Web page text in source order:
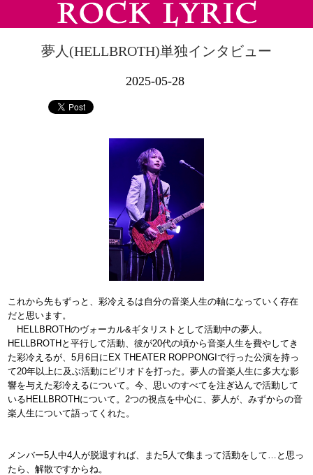
夢人(HELLBROTH)単独インタビュー
2025-05-28
これから先もずっと、彩冷えるは自分の音楽人生の軸になっていく存在
だと思います。
HELLBROTHのヴォーカル&ギタリストとして活動中の夢人。
HELLBROTHと平行して活動、彼が20代の頃から音楽人生を費やしてき
た彩冷えるが、5月6日にEX THEATER ROPPONGIで行った公演を持っ
て20年以上に及ぶ活動にピリオドを打った。夢人の音楽人生に多大な影
響を与えた彩冷えるについて。今、思いのすべてを注ぎ込んで活動して
いるHELLBROTHについて。2つの視点を中心に、夢人が、みずからの音
楽人生について語ってくれた。
メンバー5人中4人が脱退すれば、また5人で集まって活動をして…と思っ
たら、解散ですからね。